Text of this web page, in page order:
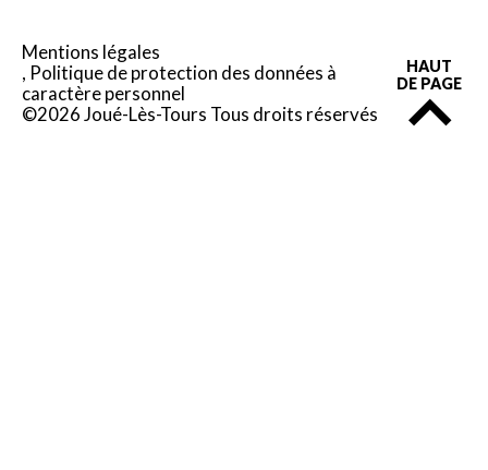
Mentions légales
Politique de protection des données à
caractère personnel
©2026 Joué-Lès-Tours Tous droits réservés
HAUT
DE PAGE